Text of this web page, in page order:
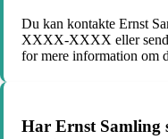
Du kan kontakte Ernst
XXXX-XXXX eller
for mere information om
Har Ernst Samling